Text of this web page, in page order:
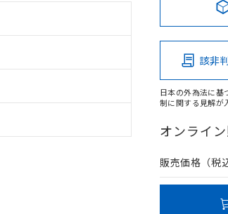
該非
日本の外為法に基
制に関する見解が
オンライ
販売価格（税込